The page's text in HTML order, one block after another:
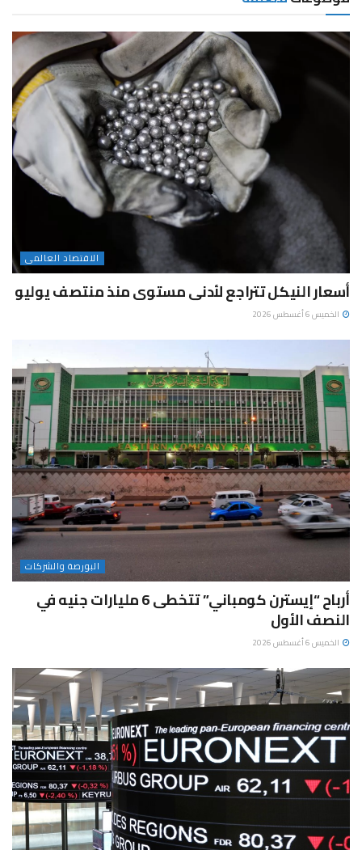
الاقتصاد العالمى
أسعار النيكل تتراجع لأدنى مستوى منذ منتصف يوليو
الخميس 6 أغسطس 2026
البورصة والشركات
أرباح “إيسترن كومباني” تتخطى 6 مليارات جنيه في
النصف الأول
الخميس 6 أغسطس 2026